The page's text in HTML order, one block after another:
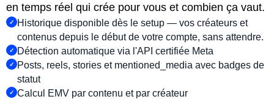
en temps réel qui crée pour vous et combien ça vaut.
Historique disponible dès le setup — vos créateurs et
contenus depuis le début de votre compte, sans attendre.
Détection automatique via l'API certifiée Meta
Posts, reels, stories et mentioned_media avec badges de
statut
Calcul EMV par contenu et par créateur